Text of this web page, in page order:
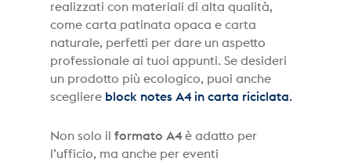
realizzati con materiali di alta qualità,
come carta patinata opaca e carta
naturale, perfetti per dare un aspetto
professionale ai tuoi appunti. Se desideri
un prodotto più ecologico, puoi anche
scegliere block notes A4 in carta riciclata.
Non solo ilformato A4 è adatto per
l’ufficio, ma anche per eventi